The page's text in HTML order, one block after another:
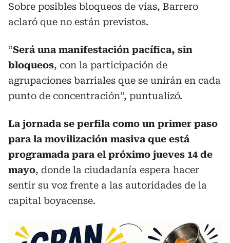
Sobre posibles bloqueos de vías, Barrero
aclaró que no están previstos.
“Será una manifestación pacífica, sin
bloqueos, con la participación de
agrupaciones barriales que se unirán en cada
punto de concentración”, puntualizó.
La jornada se perfila como un primer paso
para la movilización masiva que está
programada para el próximo jueves 14 de
mayo, donde la ciudadanía espera hacer
sentir su voz frente a las autoridades de la
capital boyacense.